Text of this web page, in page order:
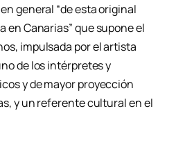
general “de esta original
Canarias” que supone el
impulsada por el artista
de los intérpretes y
y de mayor proyección
y un referente cultural en el